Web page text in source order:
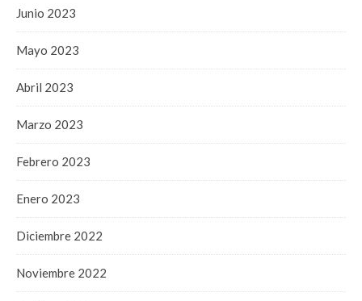
Junio 2023
Mayo 2023
Abril 2023
Marzo 2023
Febrero 2023
Enero 2023
Diciembre 2022
Noviembre 2022